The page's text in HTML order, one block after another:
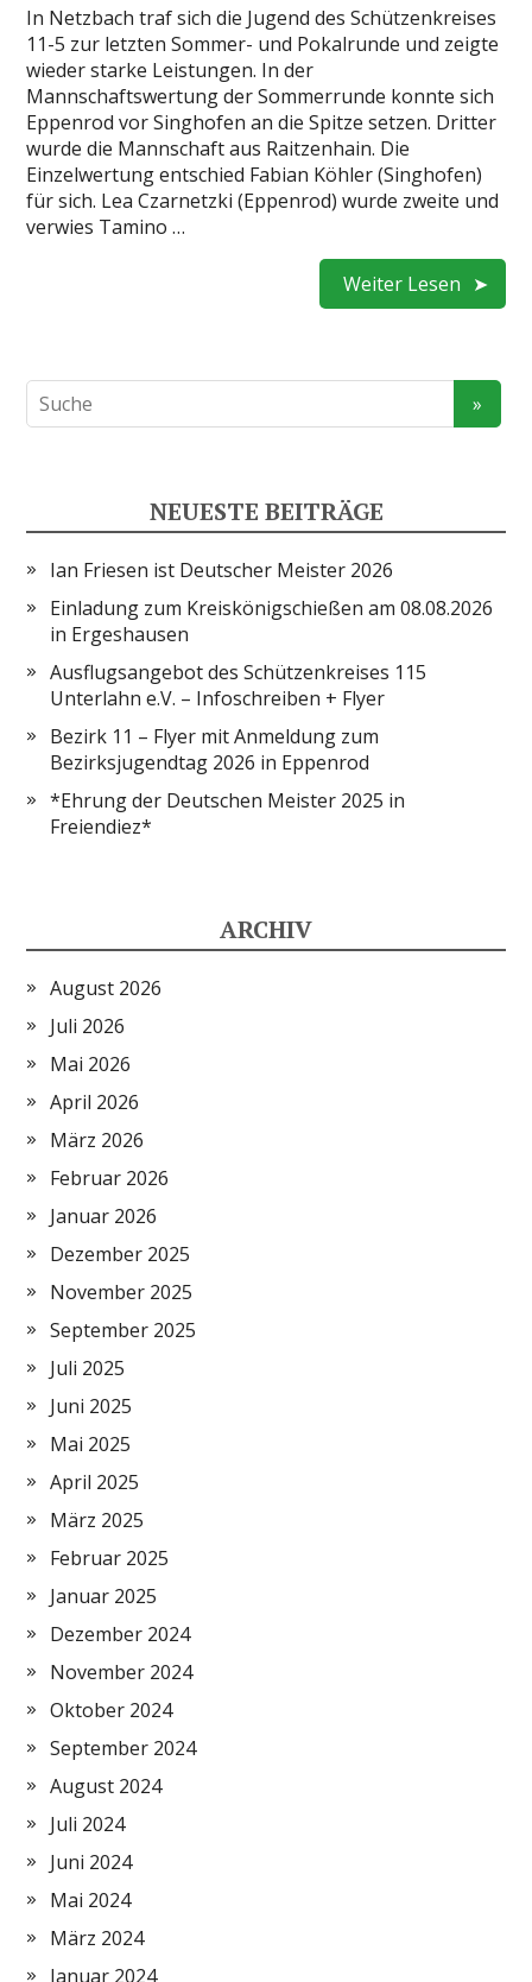
In Netzbach traf sich die Jugend des Schützenkreises
11-5 zur letzten Sommer- und Pokalrunde und zeigte
wieder starke Leistungen. In der
Mannschaftswertung der Sommerrunde konnte sich
Eppenrod vor Singhofen an die Spitze setzen. Dritter
wurde die Mannschaft aus Raitzenhain. Die
Einzelwertung entschied Fabian Köhler (Singhofen)
für sich. Lea Czarnetzki (Eppenrod) wurde zweite und
verwies Tamino …
Weiter Lesen
NEUESTE BEITRÄGE
Ian Friesen ist Deutscher Meister 2026
Einladung zum Kreiskönigschießen am 08.08.2026
in Ergeshausen
Ausflugsangebot des Schützenkreises 115
Unterlahn e.V. – Infoschreiben + Flyer
Bezirk 11 – Flyer mit Anmeldung zum
Bezirksjugendtag 2026 in Eppenrod
*Ehrung der Deutschen Meister 2025 in
Freiendiez*
ARCHIV
August 2026
Juli 2026
Mai 2026
April 2026
März 2026
Februar 2026
Januar 2026
Dezember 2025
November 2025
September 2025
Juli 2025
Juni 2025
Mai 2025
April 2025
März 2025
Februar 2025
Januar 2025
Dezember 2024
November 2024
Oktober 2024
September 2024
August 2024
Juli 2024
Juni 2024
Mai 2024
März 2024
Januar 2024